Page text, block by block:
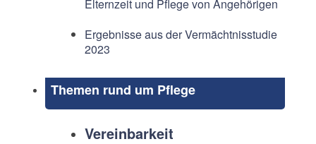
Elternzeit und Pflege von Angehörigen
Ergebnisse aus der Vermächtnisstudie
2023
Themen rund um Pflege
Vereinbarkeit